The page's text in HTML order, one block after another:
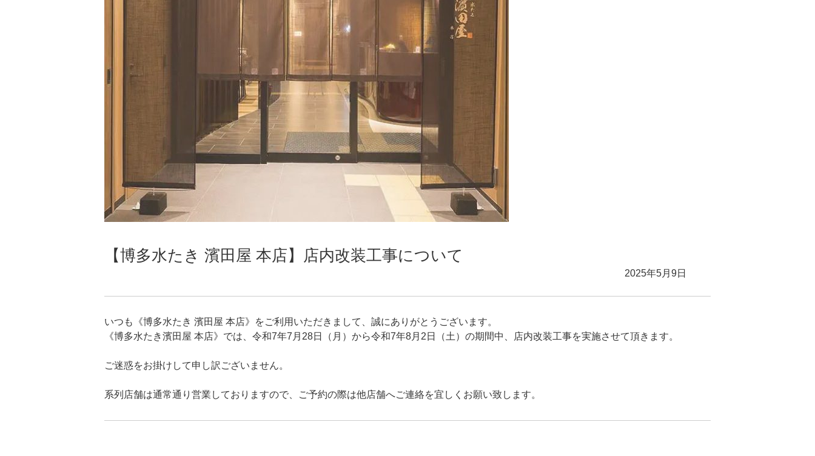
【博多水たき 濱田屋 本店】店内改装工事について
2025年5月9日
いつも《博多水たき 濱田屋 本店》をご利用いただきまして、誠にありがとうございます。
《博多水たき濱田屋 本店》では、令和7年7月28日（月）から令和7年8月2日（土）の期間中、店内改装工事を実施させて頂きます。
ご迷惑をお掛けして申し訳ございません。
系列店舗は通常通り営業しておりますので、ご予約の際は他店舗へご連絡を宜しくお願い致します。